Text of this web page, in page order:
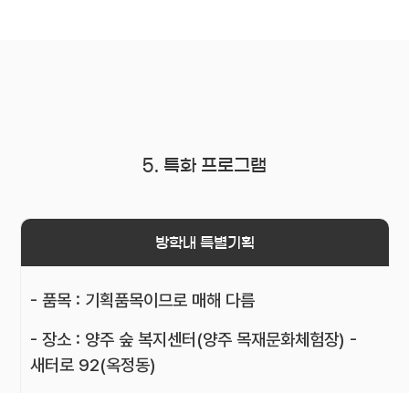
5. 특화 프로그램
방학내 특별기획
- 품목 : 기획품목이므로 매해 다름
- 장소 : 양주 숲 복지센터(양주 목재문화체험장) -
새터로 92(옥정동)